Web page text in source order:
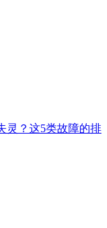
灵？这5类故障的排